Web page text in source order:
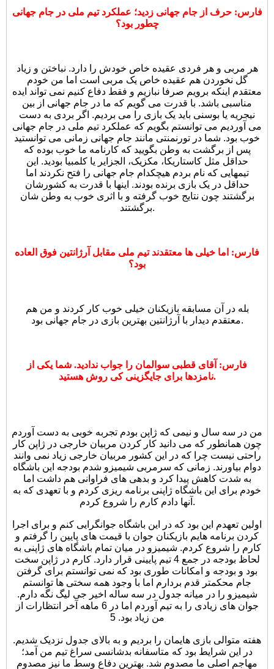
فارس: حرف از جام جهانی زدید؛ عملکرد تیم ملی در جام جهانی
چطور بود؟
هر مربی و هر فردی عقیده خاص خودش را دارد. نباختن و زیاد
گل نخوردن هم عقیده خاص یک مربی است اما من خودم
معتقدم اینکه برویم صرفا نبازیم و فقط دفاع کنیم نمی تواند ایده
مناسبی باشد. با قدرت می گویم که ما در جام جهانی از بین
نیجریه یا بوسنی باید یک بازی را می بردیم. اگر بردی به دست
می آوردیم می توانستم بگویم که عملکرد تیم ملی در جام جهانی
خوب بود. شما در تورنمنتی مانند جام جهانی زمانی می توانستید
پس از برگشت به وطن بگویید که کارنامه ما خوب بوده که
حداقل مثل کاستاریکا، مکزیک، الجزایر یا کلمبیا بودید. این
تیمهایی که نام بردم هیچکدام جام جهانی را فتح نکردند اما
حداقل در یک بازی برنده بودند. اینها با قدرت به کشورشان
برگشتند چون نتایج خوب گرفته و با اثری خوب به وطن شان
برگشتند.
فارس: اما خیلی ها معتقدند تیم ملی مقابل آرژانتین فوق العاده
بود؟
بله در آن مسابقه بازیکنان خیلی خوب کار کردند و من هم
معتقدم دیدار با آرژانتین بهترین بازی در جام جهانی بود.
فارس: آقای قطبی سوالمان را جواب ندادید. شما یکی از
نامزدها برای جایگزینی کی روش هستید.
من در سه سال و نیمی که ژاپن بودم تجربه خوبی به دست آوردم
چون همانطور که می دانید کار کردن مربیان خارجی در ژاپن کار
راحتی نیست چرا که در این کشور مربیان خارجی زیاد نمی وانند
دوام بیاورند. زمانی که سرمربی شیمیزو شدم بودجه این باشگاه
به شدت کاهش پیدا کرد و بدهی های فراوانی هم داشت اما
خودم برای این باشگاه ژاپنی برنامه ریزی کردم و با تعهدی که به
آنها دادم کارم را شروع کردم.
اولین تعهدم این بود که در این باشگاه جوانگرایی کنم و برای اجرا
کردن برنامه هایم بازیکنان جوان با قیمت های پایین را گرفتم و
کارم را شروع کردم. شیمیزو در میان تمام باشگاه های ژاپنی به
لحاظ بودجه در جمع 4 تیم پایینی قرار دارد. کارم در ژاپن سخت
بود و بودجه و امکانات طوری بود که نمی توانستم برای گرفتن
جام محکمتر قدم بردارم اما با وجود همه سختی ها توانستم
شیمیزو را در میانه جدول در سه ساله اخیر جی لیگ نگه دارم.
جوان های زیادی را به تیم آوردم اما در 6 ماهه آخر انتظارات از
من زیاد بود. 5
هفته متوالی بازی هایمان را بردیم و به بالای جدول نزدیک شدیم.
در این شرایط بود که متاسفانه بدشانسی سراغ تیم من آمد؛
مهاجم اصلی ما مصدوم شد. بهترین دفاع وسط ما نیز مصدوم